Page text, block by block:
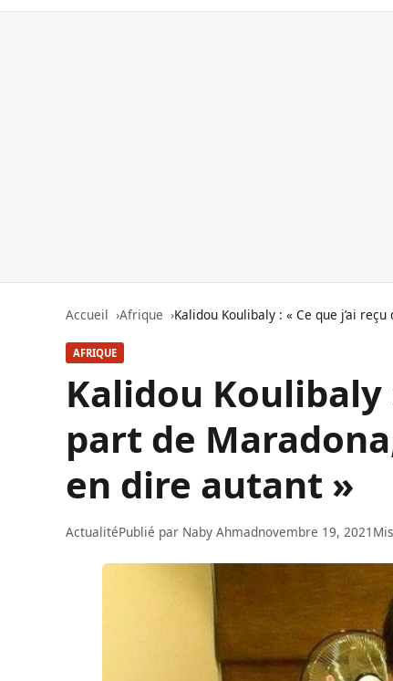
Accueil Afrique Kalidou Koulibaly : « Ce que j’ai
AFRIQUE
Kalidou Koulibaly
part de
en dire autant »
ActualitéPublié par Naby Ahmadnovembre 19, 2021